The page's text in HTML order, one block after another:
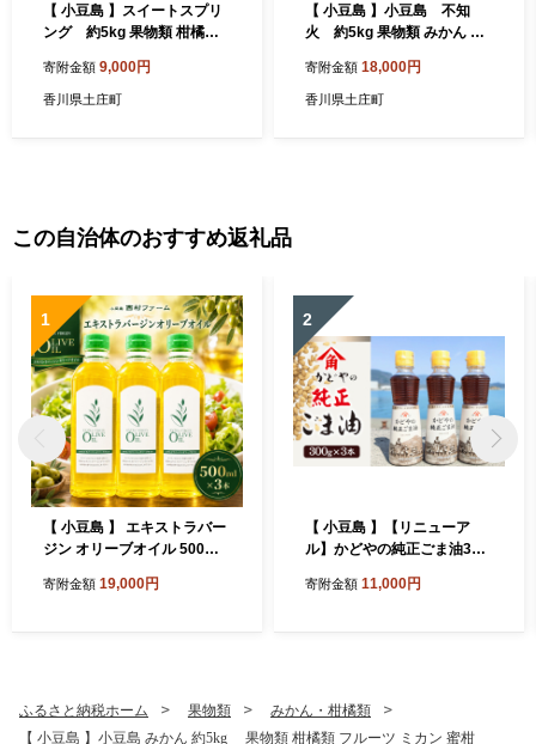
【 小豆島 】スイートスプリ
ング 約5kg 果物類 柑橘類
寄附金額 9,000円
香川県土庄町
【 小豆島 】小豆島 不知
火 約5kg 果物類 みかん 柑
寄附金額 18,000円
香川県土庄町
この自治体のおすすめ返礼品
1
【 小豆島 】 エキストラバー
ジン オリーブオイル 500ml
油 パスタ サラダ ドレッシン
寄附金額 19,000円
2
【 小豆島 】【リニューア
ル】かどやの純正ごま油300
ジナルラベル 食用油 調味料
寄附金額 11,000円
ふるさと納税ホーム 果物類
みかん・柑橘類
【 小豆島 】小豆島 みかん 約5kg 果物類 柑橘類 フルーツ ミカン 蜜柑